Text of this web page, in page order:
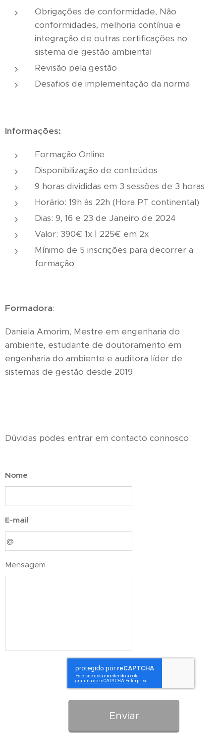
Obrigações de conformidade, Não
conformidades, melhoria contínua e
integração de outras certificações no
sistema de gestão ambiental
Revisão pela gestão
Desafios de implementação da norma
Informações:
Formação Online
Disponibilização de conteúdos
9 horas divididas em 3 sessões de 3 horas
Horário: 19h às 22h (Hora PT continental)
Dias: 9, 16 e 23 de Janeiro de 2024
Valor: 390€ 1x | 225€ em 2x
Mínimo de 5 inscrições para decorrer a
formação
Formadora:
Daniela Amorim, Mestre em engenharia do
ambiente, estudante de doutoramento em
engenharia do ambiente e auditora líder de
sistemas de gestão desde 2019.
Dúvidas podes entrar em contacto connosco:
Nome
E-mail
Mensagem
Enviar